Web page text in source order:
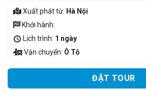
Xuất phát từ: Hà Nội
Khởi hành:
Lịch trình: 1 ngày
Vận chuyển: Ô Tô
ĐẶT TOUR